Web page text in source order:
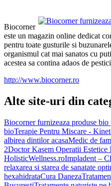
Biocorner
este un magazin online dedicat
pentru toate gusturile si
organismul cat mai sanatos cu
acestea sa contina adaos de
http://www.biocorner.ro
Alte site-uri din
Biocorner furnizeaza produse bio
bioTerapie Pentru Miscare -
albirea dintilor acasaMedic de
2Doctor Kasem Operatii
HolisticWellness.roImpladent –
relaxarea si starea de sanatate
hexahidrataCura Daneza